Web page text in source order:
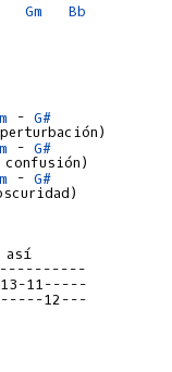
Gm
Bb
- G#
- G#
- G#
11-----
12---